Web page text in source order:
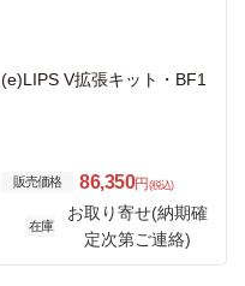
(e)LIPS V拡張キット・BF1
販売価格 86,350円 (税込)
在庫
お取り寄せ(納期確
定次第ご連絡)